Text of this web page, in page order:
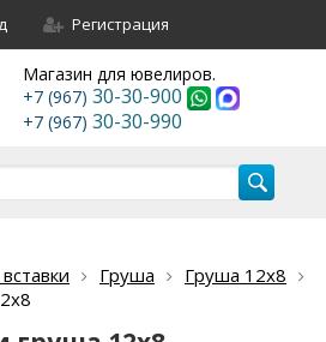
Регистрация
Магазин для ювелиров.
+7 (967) 30-30-900
+7 (967) 30-30-990
Груша
Груша 12х8